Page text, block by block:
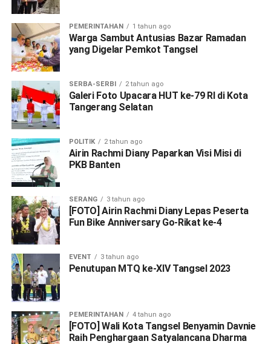
PEMERINTAHAN 1 tahun ago
Warga Sambut Antusias Bazar Ramadan
yang Digelar Pemkot Tangsel
SERBA-SERBI 2 tahun ago
Galeri Foto Upacara HUT ke-79 RI di Kota
Tangerang Selatan
POLITIK 2 tahun ago
Airin Rachmi Diany Paparkan Visi Misi di
PKB Banten
SERANG 3 tahun ago
[FOTO] Airin Rachmi Diany Lepas Peserta
Fun Bike Anniversary Go-Rikat ke-4
EVENT 3 tahun ago
Penutupan MTQ ke-XIV Tangsel 2023
PEMERINTAHAN 4 tahun ago
[FOTO] Wali Kota Tangsel Benyamin Davnie
Raih Penghargaan Satyalancana Dharma